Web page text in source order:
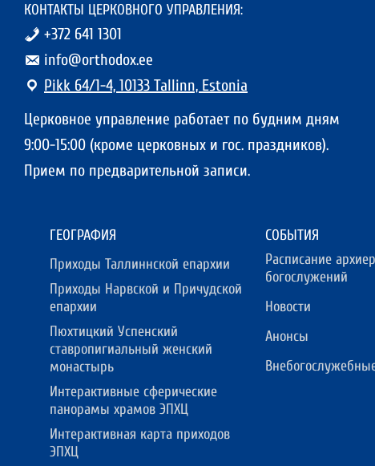
КОНТАКТЫ ЦЕРКОВНОГО УПРАВЛЕНИЯ:
+372 641 1301
info@orthodox.ee
Pikk 64/1-4, 10133 Tallinn, Estonia
Церковное управление работает по будним дням
9:00-15:00 (кроме церковных и гос. праздников).
Прием по предварительной записи.
ГЕОГРАФИЯ
Приходы Таллиннской епархии
Приходы Нарвской и Причудской
епархии
Пюхтицкий Успенский
ставропигиальный женский
монастырь
Интерактивные сферические
панорамы храмов ЭПХЦ
Интерактивная карта приходов
ЭПХЦ
СОБЫТИЯ
Расписание
богослужений
Новости
Анонсы